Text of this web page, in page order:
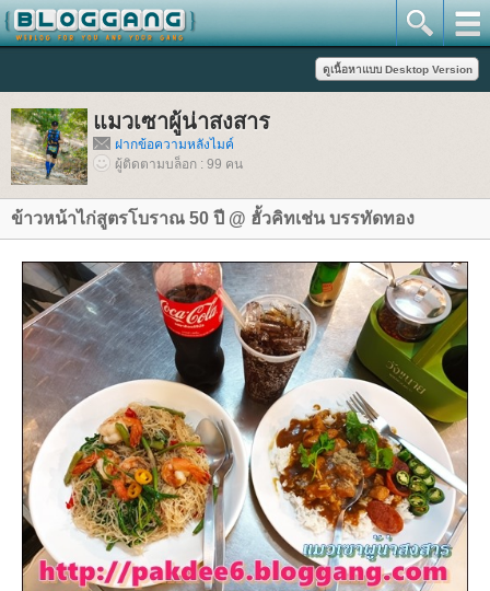
มวเซาผู้น่าสงสาร
ฝากข้อความหลังไมค์
ผู้ติดตามบล็อก : 99 คน
ข้าวหน้าไก่สูตรโบราณ 50 ปี @ ฮั้วคิทเช่น บรรทัดทอง